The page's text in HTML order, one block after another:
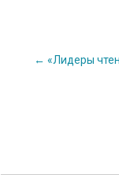
Post
← «Лидеры